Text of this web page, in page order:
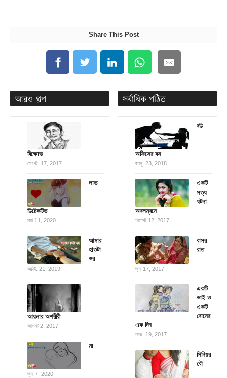
Share This Post
আরও গল্প
বিক্ষোভ
সেপ্টে. 17, 2017
লাভ
ডিটেকটিভ
মার্চ 11, 2020
আমার
হাতটা
ওর
অক্টো. 21, 2019
আয়নার অশরীরী
আগস্ট 2, 2017
মা
জুন 7, 2020
সর্বাধিক পঠিত
বউ
অফিসের বস
জানু. 23, 2018
একটি
সত্য
ঘটনা
অবলম্বনে
আগস্ট 12, 2017
বাসর
রাত
জুন 17, 2017
একটি
ভাই ও
একটি
বোনের
এক দিন
নভে. 19, 2017
সিনিয়র
বৌ